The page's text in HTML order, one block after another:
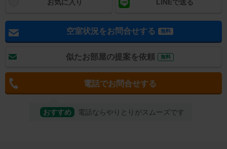
お気に入り LINEで送る
空室状況をお問合せする 無料
似たお部屋の提案を依頼 無料
電話でお問合せする
おすすめ 電話ならやりとりがスムーズです